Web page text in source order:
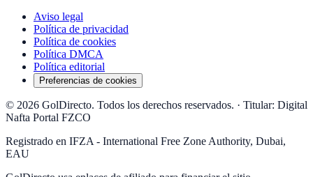
Aviso legal
Política de privacidad
Política de cookies
Política DMCA
Política editorial
Preferencias de cookies
© 2026 GolDirecto. Todos los derechos reservados. · Titular: Digital
Nafta Portal FZCO
Registrado en IFZA - International Free Zone Authority, Dubai,
EAU